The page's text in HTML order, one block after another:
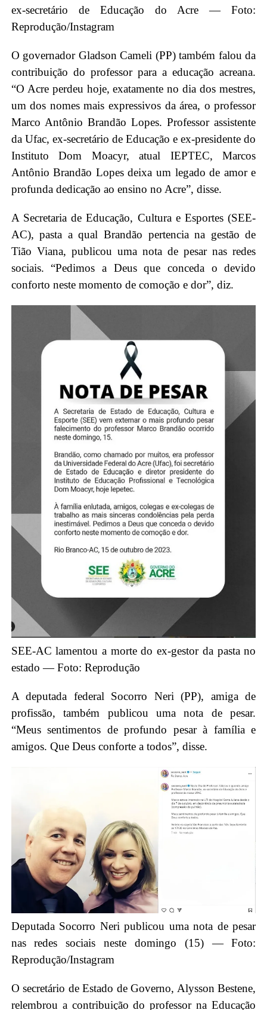
ex-secretário de Educação do Acre — Foto:
Reprodução/Instagram
O governador Gladson Cameli (PP) também falou da
contribuição do professor para a educação acreana.
“O Acre perdeu hoje, exatamente no dia dos mestres,
um dos nomes mais expressivos da área, o professor
Marco Antônio Brandão Lopes. Professor assistente
da Ufac, ex-secretário de Educação e ex-presidente do
Instituto Dom Moacyr, atual IEPTEC, Marcos
Antônio Brandão Lopes deixa um legado de amor e
profunda dedicação ao ensino no Acre”, disse.
A Secretaria de Educação, Cultura e Esportes (SEE-
AC), pasta a qual Brandão pertencia na gestão de
Tião Viana, publicou uma nota de pesar nas redes
sociais. “Pedimos a Deus que conceda o devido
conforto neste momento de comoção e dor”, diz.
SEE-AC lamentou a morte do ex-gestor da pasta no
estado — Foto: Reprodução
A deputada federal Socorro Neri (PP), amiga de
profissão, também publicou uma nota de pesar.
“Meus sentimentos de profundo pesar à família e
amigos. Que Deus conforte a todos”, disse.
Deputada Socorro Neri publicou uma nota de pesar
nas redes sociais neste domingo (15) — Foto:
Reprodução/Instagram
O secretário de Estado de Governo, Alysson Bestene,
relembrou a contribuição do professor na Educação